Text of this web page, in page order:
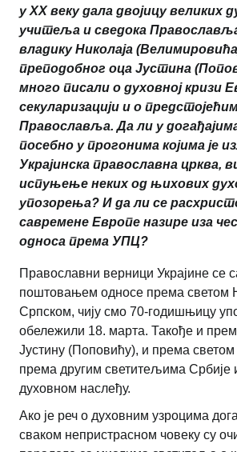
у XX веку дала двојицу великих
учитеља и сведока
владику Николаја
преподобног оца Јустина
много писали о духовној кризи
секуларизацији и о
Православља. Да ли у
посебно у прогонима којима је
Украјинска православна црква,
испуњење неких од њихових
упозорења? И да ли се
савремене Европе назире иза
односа према УПЦ?
Православни верници Украјине се
поштовањем односе према светом
Српском, чију смо 70-годишњицу
обележили 18. марта. Такође и
Јустину (Поповићу), и према
према другим светитељима Србије
духовном наслеђу.
Ако је реч о духовним узроцима
сваком непристрасном човеку су